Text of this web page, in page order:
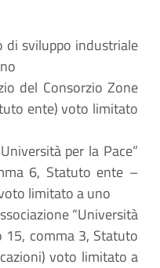
di sviluppo industriale
del Consorzio Zone
ente) voto limitato
per la Pace”
6, Statuto ente –
limitato a uno
“Università
15, comma 3, Statuto
voto limitato a